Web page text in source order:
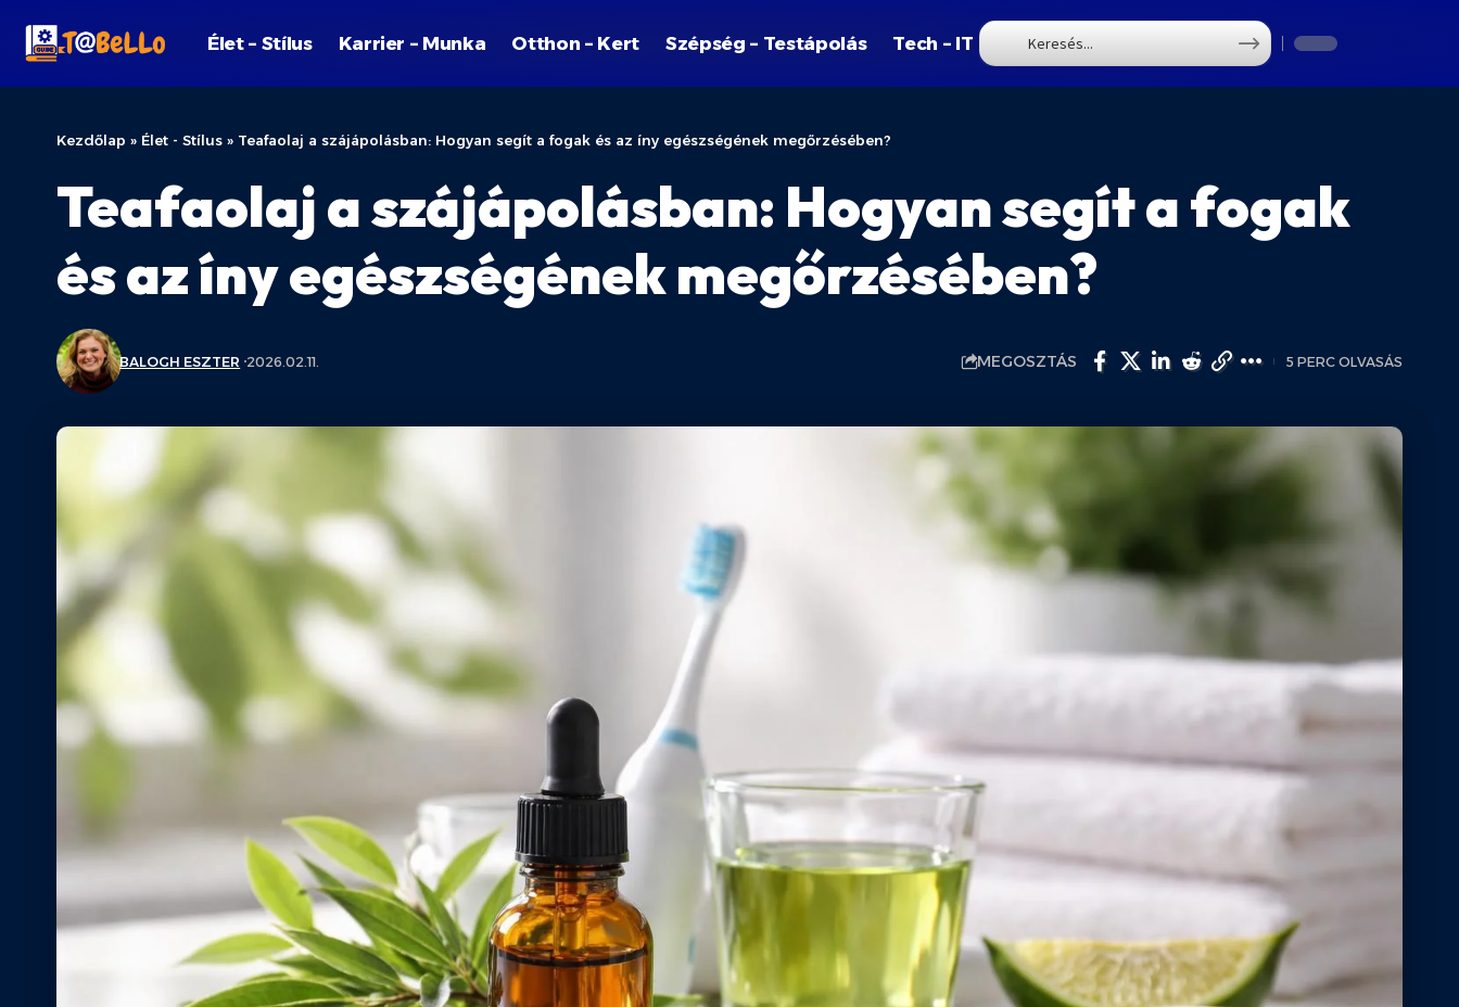
Élet – Stílus Karrier – Munka Otthon – Kert Szépség – Testápolás Tech – IT
Kezdőlap » Élet - Stílus » Teafaolaj a szájápolásban: Hogyan segít a fogak és az íny egészségének megőrzésében?
Teafaolaj a szájápolásban: Hogyan segít a fogak
és az íny egészségének megőrzésében?
BALOGH ESZTER 2026.02.11. MEGOSZTÁS 5 PERC OLVASÁS